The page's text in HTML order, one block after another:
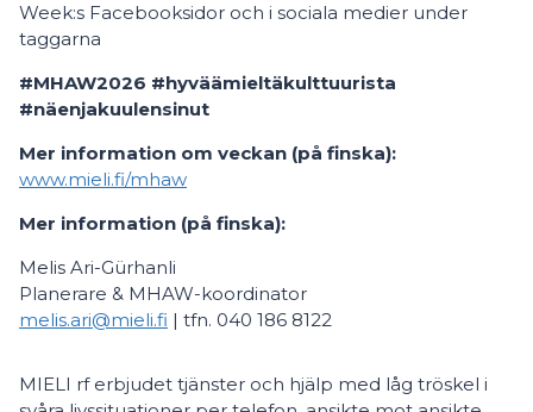
Week:s Facebooksidor och i sociala medier under
taggarna
#MHAW2026 #hyväämieltäkulttuurista
#näenjakuulensinut
Mer information om veckan (på finska):
www.mieli.fi/mhaw
Mer information (på finska):
Melis Ari-Gürhanli
Planerare & MHAW-koordinator
melis.ari@mieli.fi | tfn. 040 186 8122
MIELI rf erbjudet tjänster och hjälp med låg tröskel i